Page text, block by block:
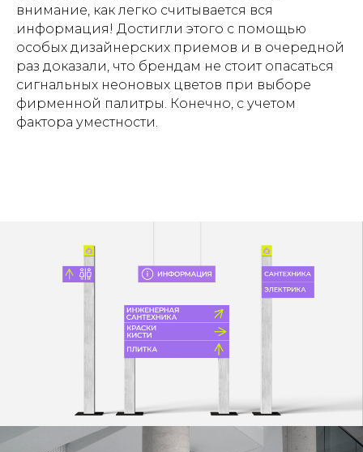
внимание, как легко считывается вся
информация! Достигли этого с помощью
особых дизайнерских приемов и в очередной
раз доказали, что брендам не стоит опасаться
сигнальных неоновых цветов при выборе
фирменной палитры. Конечно, с учетом
фактора уместности.